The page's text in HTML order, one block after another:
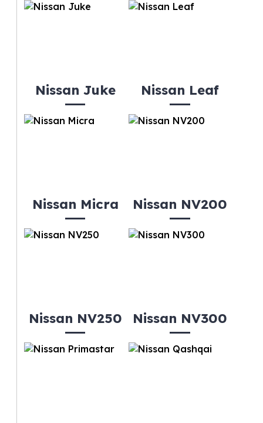
Nissan Juke Nissan Leaf
Nissan Micra Nissan NV200
Nissan NV250 Nissan NV300